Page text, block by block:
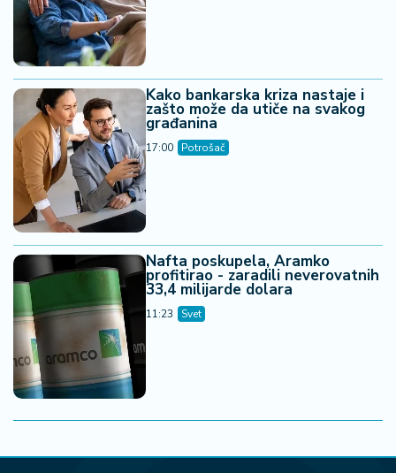
Kako bankarska kriza nastaje i
zašto može da utiče na svakog
građanina
17:00 Potrošač
Nafta poskupela, Aramko
profitirao - zaradili neverovatnih
33,4 milijarde dolara
11:23 Svet